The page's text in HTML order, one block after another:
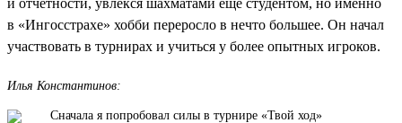
в «Ингосстрахе» хобби переросло в нечто большее. Он начал
участвовать в турнирах и учиться у более опытных игроков.
Илья Константинов:
Сначала я попробовал силы в турнире «Твой ход»